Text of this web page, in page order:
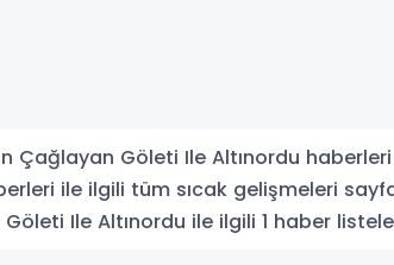
Çağlayan Göleti Ile Altınordu
ile ilgili tüm sıcak gelişmeleri
Ile Altınordu ile ilgili 1 haber